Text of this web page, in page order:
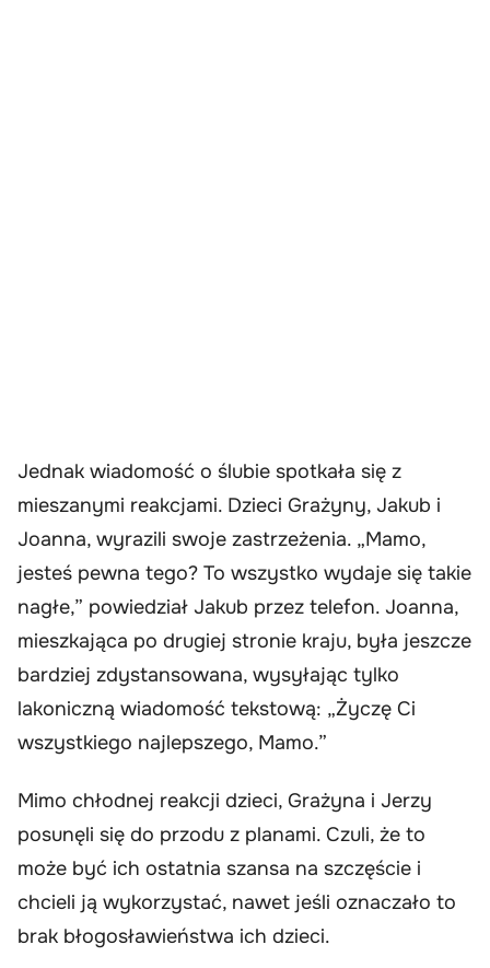
Jednak wiadomość o ślubie spotkała się z
mieszanymi reakcjami. Dzieci Grażyny, Jakub i
Joanna, wyrazili swoje zastrzeżenia. „Mamo,
jesteś pewna tego? To wszystko wydaje się takie
nagłe,” powiedział Jakub przez telefon. Joanna,
mieszkająca po drugiej stronie kraju, była jeszcze
bardziej zdystansowana, wysyłając tylko
lakoniczną wiadomość tekstową: „Życzę Ci
wszystkiego najlepszego, Mamo.”
Mimo chłodnej reakcji dzieci, Grażyna i Jerzy
posunęli się do przodu z planami. Czuli, że to
może być ich ostatnia szansa na szczęście i
chcieli ją wykorzystać, nawet jeśli oznaczało to
brak błogosławieństwa ich dzieci.